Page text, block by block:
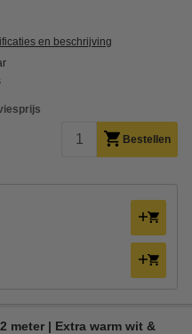
en beschrijving
Bestellen
meter | Extra warm wit &